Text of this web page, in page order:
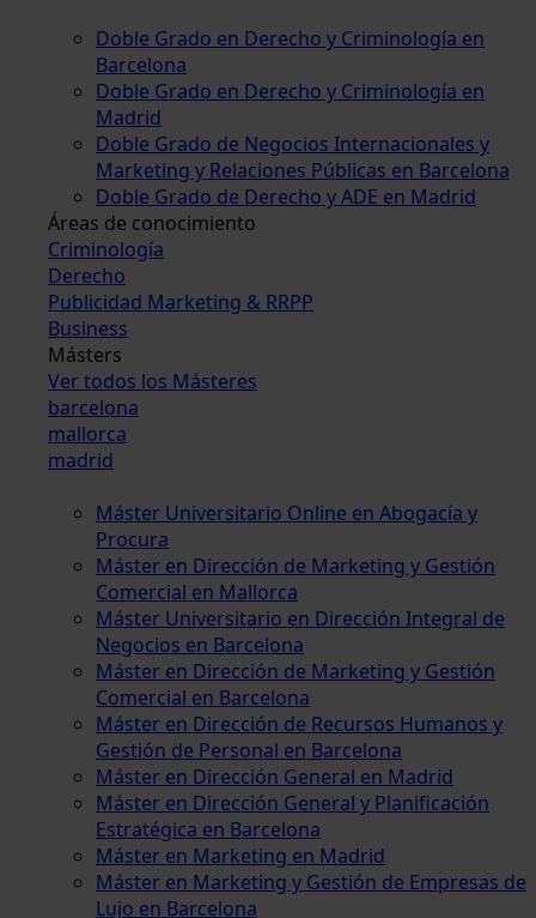
Doble Grado en Derecho y Criminología en
Barcelona
Doble Grado en Derecho y Criminología en
Madrid
Doble Grado de Negocios Internacionales y
Marketing y Relaciones Públicas en Barcelona
Doble Grado de Derecho y ADE en Madrid
Áreas de conocimiento
Criminología
Derecho
Publicidad Marketing & RRPP
Business
Másters
Ver todos los Másteres
barcelona
mallorca
madrid
Máster Universitario Online en Abogacía y
Procura
Máster en Dirección de Marketing y Gestión
Comercial en Mallorca
Máster Universitario en Dirección Integral de
Negocios en Barcelona
Máster en Dirección de Marketing y Gestión
Comercial en Barcelona
Máster en Dirección de Recursos Humanos y
Gestión de Personal en Barcelona
Máster en Dirección General en Madrid
Máster en Dirección General y Planificación
Estratégica en Barcelona
Máster en Marketing en Madrid
Máster en Marketing y Gestión de Empresas de
Lujo en Barcelona